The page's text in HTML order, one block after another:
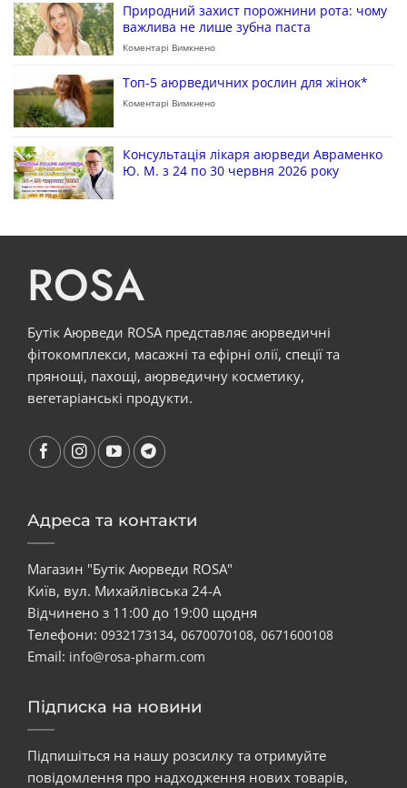
Природний захист порожнини рота: чому
важлива не лише зубна паста
Коментарі Вимкнено
Топ-5 аюрведичних рослин для жінок*
Коментарі Вимкнено
Консультація лікаря аюрведи Авраменко
Ю. М. з 24 по 30 червня 2026 року
ROSA
Бутік Аюрведи ROSA представляє аюрведичні
фітокомплекси, масажні та ефірні олії, спеції та
прянощі, пахощі, аюрведичну косметику,
вегетаріанські продукти.
Адреса та контакти
Магазин "Бутік Аюрведи ROSA"
Київ, вул. Михайлівська 24-А
Відчинено з 11:00 до 19:00 щодня
Телефони: 0932173134, 0670070108, 0671600108
Email: info@rosa-pharm.com
Підписка на новини
Підпишіться на нашу розсилку та отримуйте
повідомлення про надходження нових товарів,